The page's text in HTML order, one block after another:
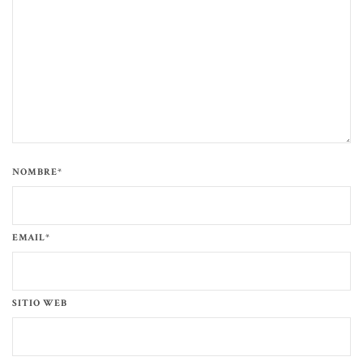
NOMBRE*
EMAIL*
SITIO WEB